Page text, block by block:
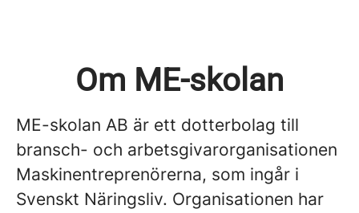
Om ME-skolan
ME-skolan AB är ett dotterbolag till
bransch- och arbetsgivarorganisationen
Maskinentreprenörerna, som ingår i
Svenskt Näringsliv. Organisationen har